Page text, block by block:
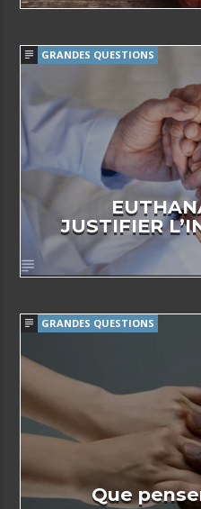
GRANDES QUESTIONS
JUSTIFIER
GRANDES QUESTIONS
Que